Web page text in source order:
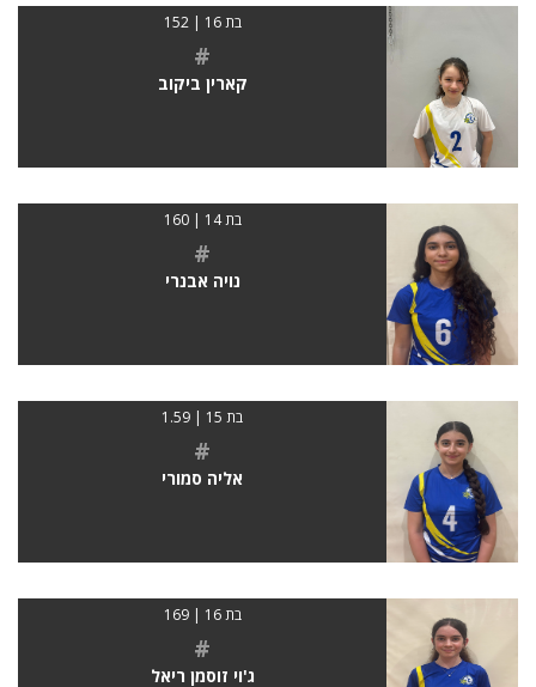
בת 16 | 152
#
קארין ביקוב
בת 14 | 160
#
נויה אבנרי
בת 15 | 1.59
#
אליה סמורי
בת 16 | 169
#
ג'וי זוסמן ריאל